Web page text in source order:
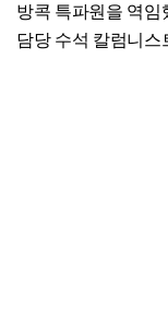
방콕 특파원을 역임
담당 수석 칼럼니스